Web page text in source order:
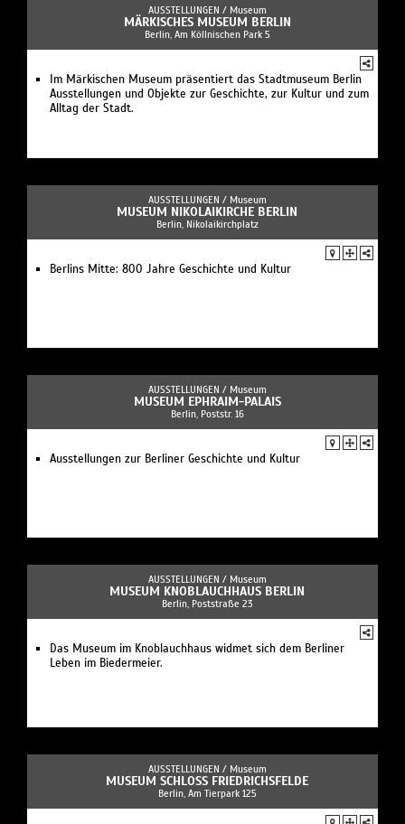
AUSSTELLUNGEN / Museum
MÄRKISCHES MUSEUM BERLIN
Berlin, Am Köllnischen Park 5
Im Märkischen Museum präsentiert das Stadtmuseum Berlin
Ausstellungen und Objekte zur Geschichte, zur Kultur und zum
Alltag der Stadt.
AUSSTELLUNGEN / Museum
MUSEUM NIKOLAIKIRCHE BERLIN
Berlin, Nikolaikirchplatz
Berlins Mitte: 800 Jahre Geschichte und Kultur
AUSSTELLUNGEN / Museum
MUSEUM EPHRAIM-PALAIS
Berlin, Poststr. 16
Ausstellungen zur Berliner Geschichte und Kultur
AUSSTELLUNGEN / Museum
MUSEUM KNOBLAUCHHAUS BERLIN
Berlin, Poststraße 23
Das Museum im Knoblauchhaus widmet sich dem Berliner
Leben im Biedermeier.
AUSSTELLUNGEN / Museum
MUSEUM SCHLOSS FRIEDRICHSFELDE
Berlin, Am Tierpark 125